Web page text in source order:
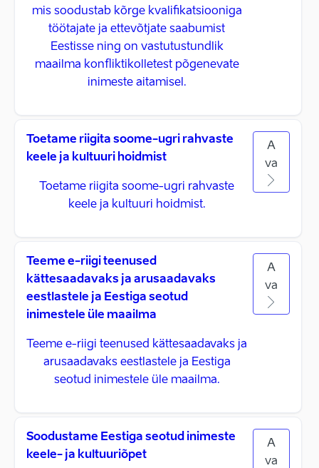
mis soodustab kõrge kvalifikatsiooniga
töötajate ja ettevõtjate saabumist
Eestisse ning on vastutustundlik
maailma konfliktikolletest põgenevate
inimeste aitamisel.
Toetame riigita soome-ugri rahvaste
keele ja kultuuri hoidmist
Toetame riigita soome-ugri rahvaste
keele ja kultuuri hoidmist.
A
va
Teeme e-riigi teenused
kättesaadavaks ja arusaadavaks
eestlastele ja Eestiga seotud
inimestele üle maailma
Teeme e-riigi teenused kättesaadavaks ja
arusaadavaks eestlastele ja Eestiga
seotud inimestele üle maailma.
A
va
Soodustame Eestiga seotud inimeste
keele- ja kultuuriõpet
A
va